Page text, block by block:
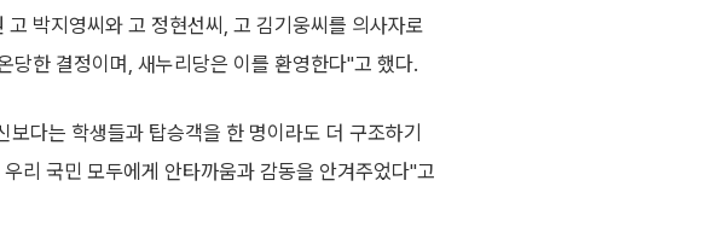
박지영씨와 고 정현선씨, 고 김기웅씨를 의사자로
당한 결정이며, 새누리당은 이를 환영한다"고 했다.
다는 학생들과 탑승객을 한 명이라도 더 구조하기
리 국민 모두에게 안타까움과 감동을 안겨주었다"고